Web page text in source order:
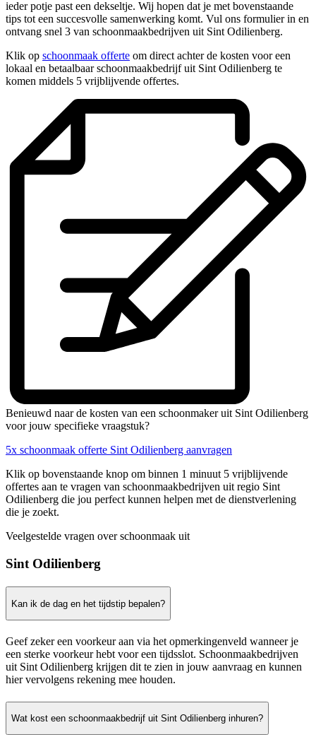
ieder potje past een dekseltje. Wij hopen dat je met bovenstaande
tips tot een succesvolle samenwerking komt. Vul ons formulier in en
ontvang snel 3 van schoonmaakbedrijven uit Sint Odilienberg.
Klik op schoonmaak offerte om direct achter de kosten voor een
lokaal en betaalbaar schoonmaakbedrijf uit Sint Odilienberg te
komen middels 5 vrijblijvende offertes.
Benieuwd naar de kosten van een schoonmaker uit Sint Odilienberg
voor jouw specifieke vraagstuk?
5x schoonmaak offerte Sint Odilienberg aanvragen
Klik op bovenstaande knop om binnen 1 minuut 5 vrijblijvende
offertes aan te vragen van schoonmaakbedrijven uit regio Sint
Odilienberg die jou perfect kunnen helpen met de dienstverlening
die je zoekt.
Veelgestelde vragen over schoonmaak uit
Sint Odilienberg
Kan ik de dag en het tijdstip bepalen?
Geef zeker een voorkeur aan via het opmerkingenveld wanneer je
een sterke voorkeur hebt voor een tijdsslot. Schoonmaakbedrijven
uit Sint Odilienberg krijgen dit te zien in jouw aanvraag en kunnen
hier vervolgens rekening mee houden.
Wat kost een schoonmaakbedrijf uit Sint Odilienberg inhuren?